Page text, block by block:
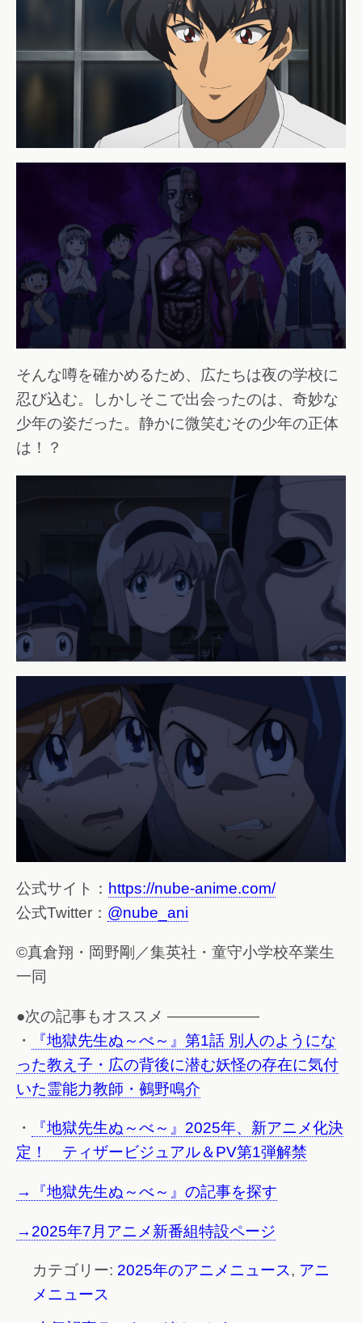
そんな噂を確かめるため、広たちは夜の学校に
忍び込む。しかしそこで出会ったのは、奇妙な
少年の姿だった。静かに微笑むその少年の正体
は！？
公式サイト： https://nube-anime.com/
公式Twitter： @nube_ani
©真倉翔・岡野剛／集英社・童守小学校卒業生
一同
●次の記事もオススメ ——————
・
『地獄先生ぬ～べ～』第1話 別人のようにな
った教え子・広の背後に潜む妖怪の存在に気付
いた霊能力教師・鵺野鳴介
・
『地獄先生ぬ～べ～』2025年、新アニメ化決
定！ ティザービジュアル＆PV第1弾解禁
→『地獄先生ぬ～べ～』の記事を探す
→2025年7月アニメ新番組特設ページ
カテゴリー: 2025年のアニメニュース, アニ
メニュース